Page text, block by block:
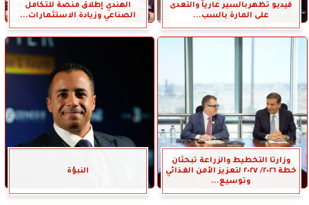
فيديو تظهربالسير عارياً والتعدى
على المارة بالسب...
الهندي إطلاق منصة للتكامل
الصناعي وزيادة الاستثمارات...
وزارتا التخطيط والزراعة تبحثان
خطة ٢٠٢٦/ ٢٠٢٧ لتعزيز الأمن الغذائي
وتوسيع...
النبؤة